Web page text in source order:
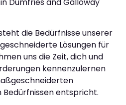
die Bedürfnisse unserer
Lösungen für
uns die Zeit, dich und
kennenzulernen
Bedürfnissen entspricht.